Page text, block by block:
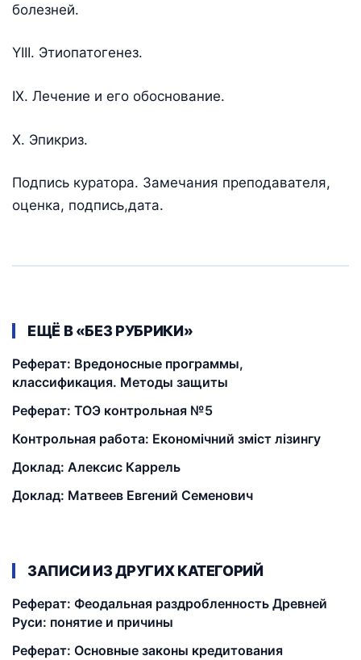
болезней.
YIII. Этиопатогенез.
IX. Лечение и его обоснование.
Х. Эпикриз.
Подпись куратора. Замечания преподавателя,
оценка, подпись,дата.
ЕЩЁ В «БЕЗ РУБРИКИ»
Реферат: Вредоносные программы,
классификация. Методы защиты
Реферат: ТОЭ контрольная №5
Контрольная работа: Економічний зміст лізингу
Доклад: Алексис Каррель
Доклад: Матвеев Евгений Семенович
ЗАПИСИ ИЗ ДРУГИХ КАТЕГОРИЙ
Реферат: Феодальная раздробленность Древней
Руси: понятие и причины
Реферат: Основные законы кредитования